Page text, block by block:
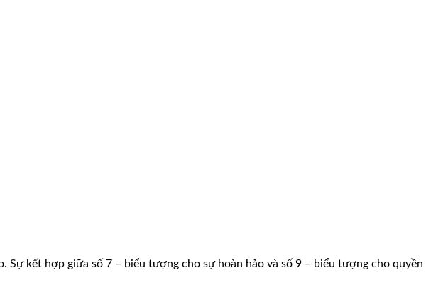
kết hợp giữa số 7 – biểu tượng cho sự hoàn hảo và số 9 – biểu tượng cho quyền